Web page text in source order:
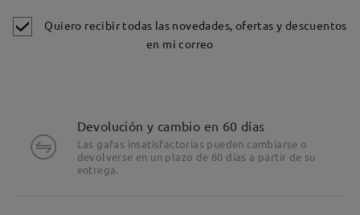
Quiero recibir todas las novedades, ofertas y descuentos
en mi correo
Devolución y cambio en 60 días
Las gafas insatisfactorias pueden cambiarse o
devolverse en un plazo de 60 días a partir de su
entrega.